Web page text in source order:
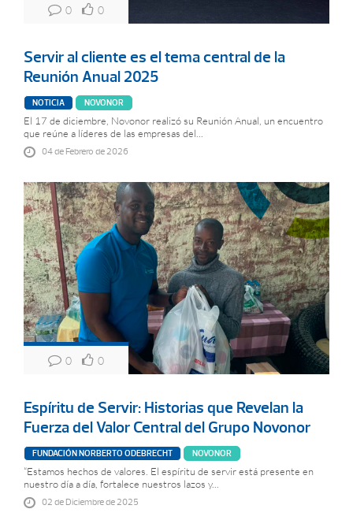
0 0
Servir al cliente es el tema central de la
Reunión Anual 2025
NOTICIA NOVONOR
El 17 de diciembre, Novonor realizó su Reunión Anual, un encuentro
que reúne a líderes de las empresas del...
04 de Febrero de 2026
0 0
Espíritu de Servir: Historias que Revelan la
Fuerza del Valor Central del Grupo Novonor
FUNDACIÓN NORBERTO ODEBRECHT NOVONOR
“Estamos hechos de valores. El espíritu de servir está presente en
nuestro día a día, fortalece nuestros lazos y...
02 de Diciembre de 2025